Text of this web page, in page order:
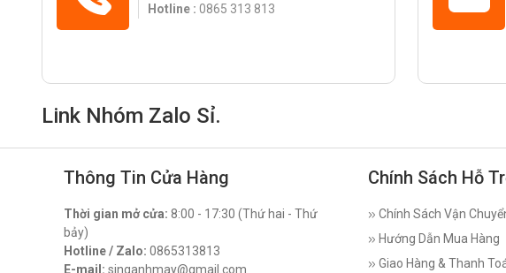
Hotline : 0865 313 813
Link Nhóm Zalo Sỉ.
Thông Tin Cửa Hàng
Thời gian mở cửa: 8:00 - 17:30 (Thứ hai - Thứ
bảy)
Hotline / Zalo: 0865313813
E-mail: singanhmay@gmail.com
Chính Sách Hỗ
Chính Sách Vận
Hướng Dẫn Mua Hàng
Giao Hàng & Thanh